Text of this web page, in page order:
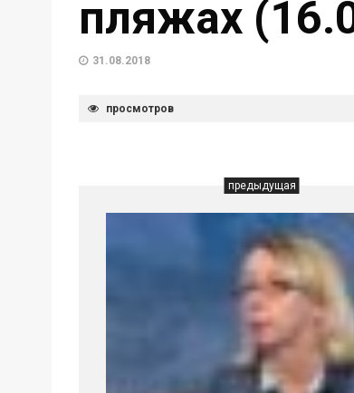
пляжах
31.08.2018
просмотров
предыдущая